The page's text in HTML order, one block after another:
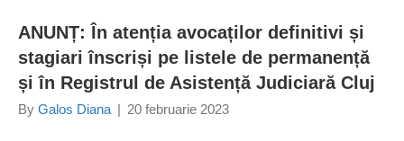
ANUNȚ: În atenția avocaților definitivi și
stagiari înscriși pe listele de permanență
și în Registrul de Asistență Judiciară Cluj
By Galos Diana | 20 februarie 2023